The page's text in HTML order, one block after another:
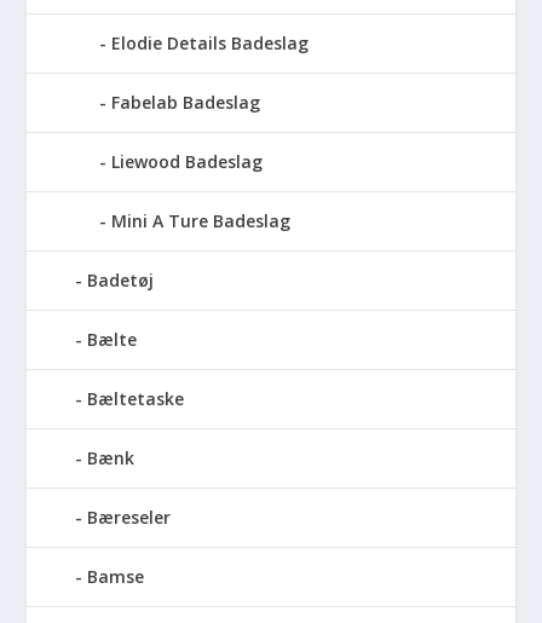
Elodie Details Badeslag
Fabelab Badeslag
Liewood Badeslag
Mini A Ture Badeslag
Badetøj
Bælte
Bæltetaske
Bænk
Bæreseler
Bamse